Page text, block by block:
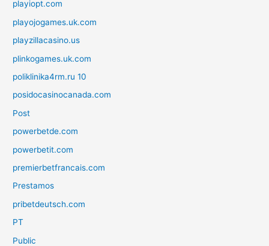
playiopt.com
playojogames.uk.com
playzillacasino.us
plinkogames.uk.com
poliklinika4rm.ru 10
posidocasinocanada.com
Post
powerbetde.com
powerbetit.com
premierbetfrancais.com
Prestamos
pribetdeutsch.com
PT
Public